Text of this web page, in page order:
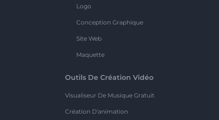
Logo
Conception Graphique
Site Web
Maquette
Outils De Création Vidéo
Visualiseur De Musique Gratuit
Création D'animation